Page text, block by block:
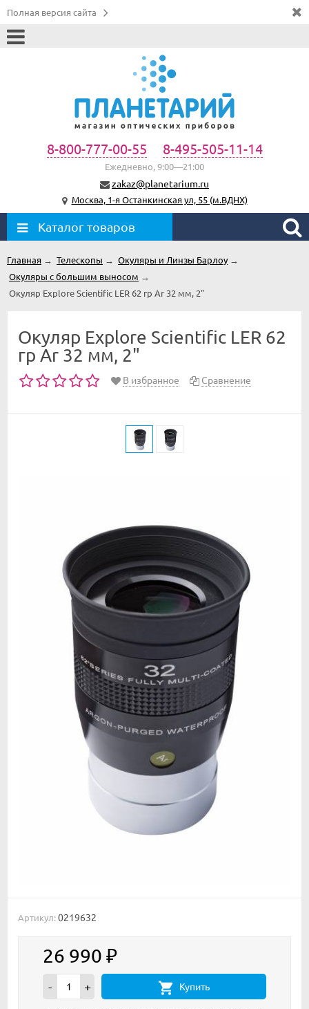
Полная версия сайта
8-800-777-00-55 8-495-505-11-14
Ежедневно, 9:00—21:00
zakaz@planetarium.ru
Москва, 1-я Останкинская ул, 55 (м.ВДНХ)
Каталог товаров
Главная → Телескопы → Окуляры и Линзы Барлоу→
Окуляры с большим выносом →
Окуляр Explore Scientific LER 62 гр Ar 32 мм, 2"
Окуляр Explore Scientific LER 62
гр Ar 32 мм, 2"
В избранное Сравнение
Артикул: 0219632
26 990 ₽
- + Купить